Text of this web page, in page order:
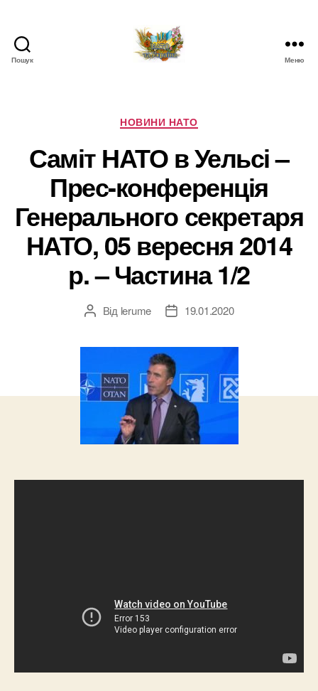
Пошук
Новини
про
НАТО
в
Україні
Меню
Категорії
НОВИНИ НАТО
Саміт НАТО в Уельсі –
Прес-конференція
Генерального секретаря
НАТО, 05 вересня 2014
р. – Частина 1/2
Автор
Від lerume
Дата19.01.2020